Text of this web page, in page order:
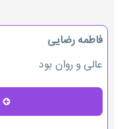
فاطمه رضایی
عالی و روان بود